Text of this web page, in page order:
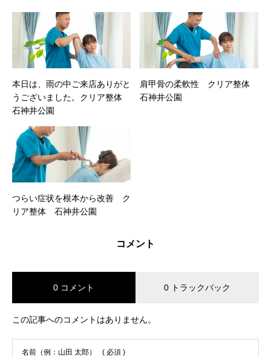
本日は、雨の中ご来店ありがと
うございました。クリア整体
石神井公園
肩甲骨の柔軟性 クリア整体
石神井公園
つらい症状を根本から改善 ク
リア整体 石神井公園
コメント
0 コメント 0 トラックバック
この記事へのコメントはありません。
名前（例：山田 太郎） ( 必須 )